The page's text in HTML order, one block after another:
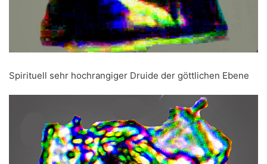
Spirituell sehr hochrangiger Druide der göttlichen Ebene